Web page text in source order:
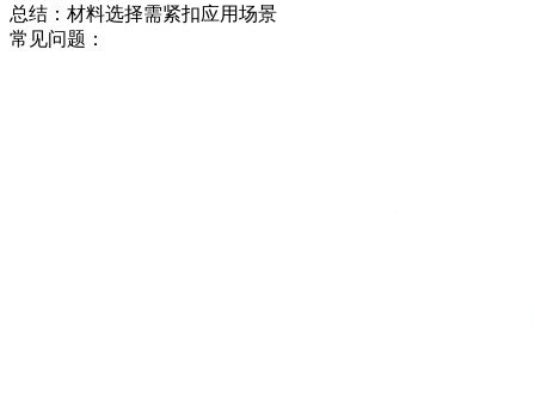
总结：材料选择需紧扣应用场景
常见问题：